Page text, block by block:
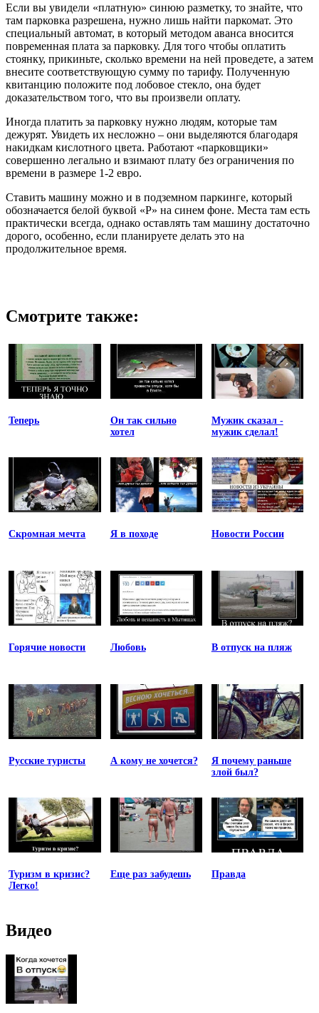
Если вы увидели «платную» синюю разметку, то знайте, что
там парковка разрешена, нужно лишь найти паркомат. Это
специальный автомат, в который методом аванса вносится
повременная плата за парковку. Для того чтобы оплатить
стоянку, прикиньте, сколько времени на ней проведете, а затем
внесите соответствующую сумму по тарифу. Полученную
квитанцию положите под лобовое стекло, она будет
доказательством того, что вы произвели оплату.
Иногда платить за парковку нужно людям, которые там
дежурят. Увидеть их несложно – они выделяются благодаря
накидкам кислотного цвета. Работают «парковщики»
совершенно легально и взимают плату без ограничения по
времени в размере 1-2 евро.
Ставить машину можно и в подземном паркинге, который
обозначается белой буквой «Р» на синем фоне. Места там есть
практически всегда, однако оставлять там машину достаточно
дорого, особенно, если планируете делать это на
продолжительное время.
Смотрите также:
Теперь
Он так сильно
хотел
Мужик сказал -
мужик сделал!
Скромная мечта Я в походе Новости России
Горячие новости Любовь В отпуск на пляж
Русские туристы А кому не хочется?
Я почему раньше
злой был?
Туризм в кризис?
Легко!
Еще раз забудешь Правда
Видео